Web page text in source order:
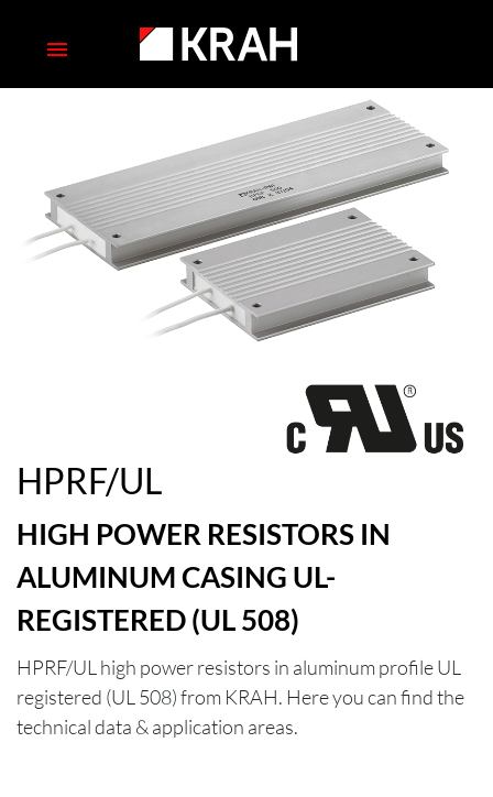
HPRF/UL
HIGH POWER RESISTORS IN
ALUMINUM CASING UL-
REGISTERED (UL 508)
HPRF/UL high power resistors in aluminum profile UL
registered (UL 508) from KRAH. Here you can find the
technical data & application areas.